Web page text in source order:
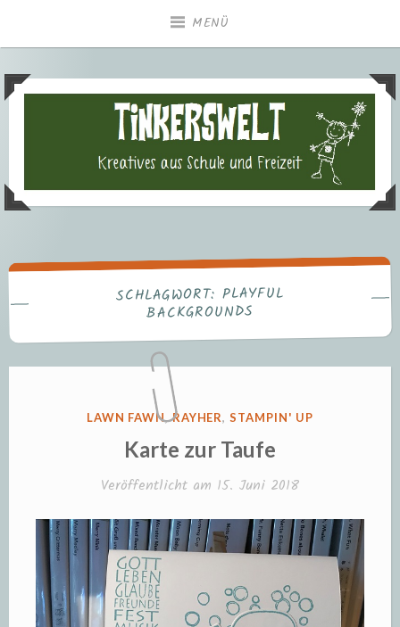
MENÜ
Tinkerswelt – Kreatives aus
Freizeit und Schule
SCHLAGWORT:PLAYFUL
BACKGROUNDS
VERÖFFENTLICHT
LAWN FAWN,RAYHER,STAMPIN' UP
Karte zur Taufe
Veröffentlicht am 15. Juni 2018